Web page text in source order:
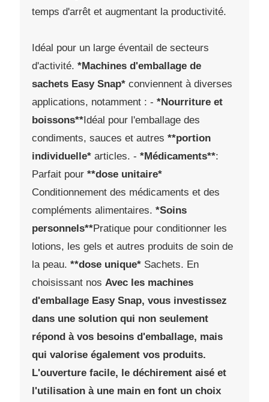
temps d'arrêt et augmentant la productivité.
Idéal pour un large éventail de secteurs
d'activité. *Machines d'emballage de
sachets Easy Snap*conviennent à diverses
applications, notamment : - *Nourriture et
boissons**Idéal pour l'emballage des
condiments, sauces et autres **portion
individuelle*articles. - *Médicaments**:
Parfait pour **dose unitaire*
Conditionnement des médicaments et des
compléments alimentaires. *Soins
personnels**Pratique pour conditionner les
lotions, les gels et autres produits de soin de
la peau. **dose unique*Sachets. En
choisissant nos Avec les machines
d'emballage Easy Snap, vous investissez
dans une solution qui non seulement
répond à vos besoins d'emballage, mais
qui valorise également vos produits.
L'ouverture facile, le déchirement aisé et
l'utilisation à une main en font un choix